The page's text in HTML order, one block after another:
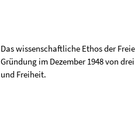
Das wissenschaftliche Ethos der
Gründung im Dezember 1948 von
und Freiheit.